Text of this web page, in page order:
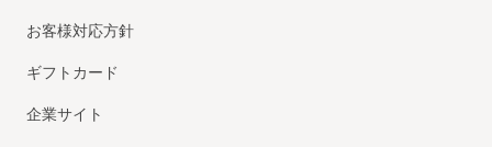
お客様対応方針
ギフトカード
企業サイト